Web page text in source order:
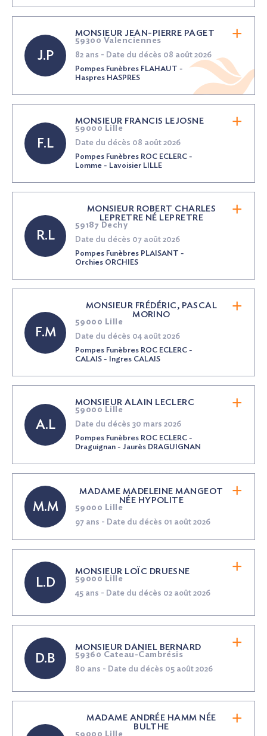
J.P
MONSIEUR JEAN-PIERRE PAGET
59300 Valenciennes
82 ans - Date du décès 08 août 2026
Pompes Funèbres FLAHAUT -
Haspres HASPRES
F.L
MONSIEUR FRANCIS LEJOSNE
59000 Lille
Date du décès 08 août 2026
Pompes Funèbres ROC ECLERC -
Lomme - Lavoisier LILLE
R.L
MONSIEUR ROBERT CHARLES
LEPRETRENÉ LEPRETRE
59187 Dechy
Date du décès 07 août 2026
Pompes Funèbres PLAISANT -
Orchies ORCHIES
F.M
MONSIEUR FRÉDÉRIC, PASCAL
MORINO
59000 Lille
Date du décès 04 août 2026
Pompes Funèbres ROC ECLERC -
CALAIS - Ingres CALAIS
A.L
MONSIEUR ALAIN LECLERC
59000 Lille
Date du décès 30 mars 2026
Pompes Funèbres ROC ECLERC -
Draguignan - Jaurès DRAGUIGNAN
M.M
MADAME MADELEINE MANGEOT
NÉE HYPOLITE
59000 Lille
97 ans - Date du décès 01 août 2026
L.D
MONSIEUR LOÏC DRUESNE
59000 Lille
45 ans - Date du décès 02 août 2026
D.B
MONSIEUR DANIEL BERNARD
59360 Cateau-Cambrésis
80 ans - Date du décès 05 août 2026
MADAME ANDRÉE HAMMNÉE
BULTHE
59000 Lille